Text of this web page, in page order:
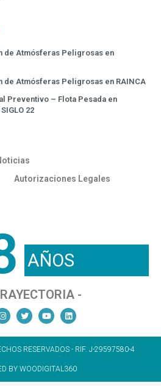
de Atmósferas Peligrosas en
de Atmósferas Peligrosas en RAINCA
Preventivo – Flota Pesada en
22
Autorizaciones Legales
AÑOS
-
RESERVADOS - RIF. J-29597580-4
BY WOODIGITAL360